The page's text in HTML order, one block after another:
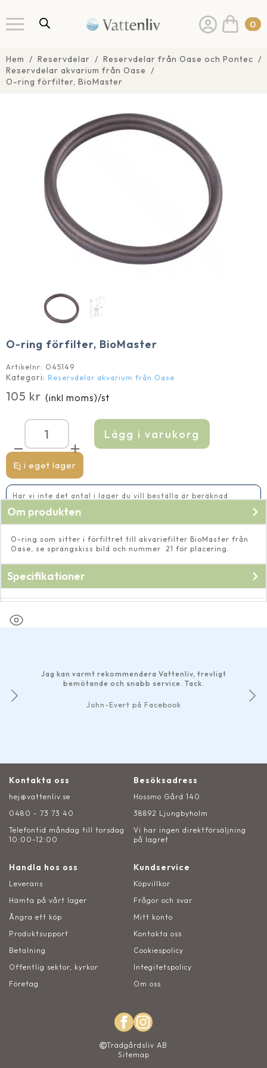
0
Hem Reservdelar
Reservdelar från Oase och Pontec
Reservdelar akvarium från Oase
O-ring förfilter, BioMaster
O-ring förfilter, BioMaster
Artikelnr: O45149
Kategori: Reservdelar akvarium från Oase
105 kr (inkl moms)/st
Ej i eget lager
O-
ring
förfilter,
BioMaster
mängd
Lägg i varukorg
Har vi inte det antal i lager du vill beställa är beräknad
Om produkten
O-ring som sitter i förfiltret till akvariefilter BioMaster från
Oase, se sprängskiss bild och nummer 21 för placering.
Specifikationer
Jag kan varmt rekommendera Vattenliv, trevligt
bemötande och snabb service. Tack.
John-Evert på Facebook
Kontakta oss
hej@vattenliv.se
0480 - 73 73 40
Telefontid måndag till torsdag
10:00-12:00
Besöksadress
Hossmo Gård 140
38892 Ljungbyholm
Vi har ingen direktförsäljning
på lagret
Handla hos oss
Leverans
Hämta på vårt lager
Ångra ett köp
Produktsupport
Betalning
Offentlig sektor, kyrkor
Företag
Kundservice
Köpvillkor
Frågor och svar
Mitt konto
Kontakta oss
Cookiespolicy
Integitetspolicy
Om oss
Trädgårdsliv AB
Sitemap